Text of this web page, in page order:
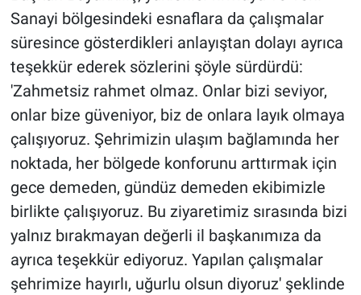
Sanayi bölgesindeki esnaflara da çalışmalar
süresince gösterdikleri anlayıştan dolayı ayrıca
teşekkür ederek sözlerini şöyle sürdürdü:
'Zahmetsiz rahmet olmaz. Onlar bizi seviyor,
onlar bize güveniyor, biz de onlara layık olmaya
çalışıyoruz. Şehrimizin ulaşım bağlamında her
noktada, her bölgede konforunu arttırmak için
gece demeden, gündüz demeden ekibimizle
birlikte çalışıyoruz. Bu ziyaretimiz sırasında bizi
yalnız bırakmayan değerli il başkanımıza da
ayrıca teşekkür ediyoruz. Yapılan çalışmalar
şehrimize hayırlı, uğurlu olsun diyoruz' şeklinde